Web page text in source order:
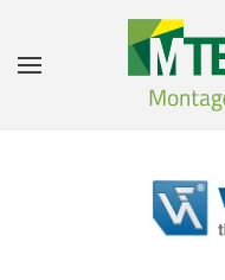
Zum Hauptinhalt